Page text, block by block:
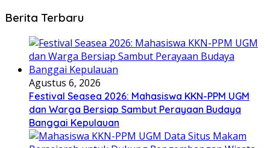
Berita Terbaru
Agustus 6, 2026
Festival Seasea 2026: Mahasiswa KKN-PPM UGM
dan Warga Bersiap Sambut Perayaan Budaya
Banggai Kepulauan